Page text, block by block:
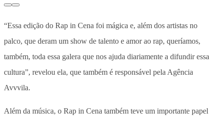
“Essa edição do Rap in Cena foi mágica e, além dos artistas no
palco, que deram um show de talento e amor ao rap, queríamos,
também, toda essa galera que nos ajuda diariamente a difundir essa
cultura”, revelou ela, que também é responsável pela Agência
Avvvila.
Além da música, o Rap in Cena também teve um importante papel